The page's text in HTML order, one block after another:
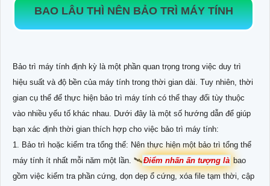
BAO LÂU THÌ NÊN BẢO TRÌ MÁY TÍNH
Bảo trì máy tính định kỳ là một phần quan trọng trong việc duy trì
hiệu suất và độ bền của máy tính trong thời gian dài. Tuy nhiên, thời
gian cụ thể để thực hiện bảo trì máy tính có thể thay đổi tùy thuộc
vào nhiều yếu tố khác nhau. Dưới đây là một số hướng dẫn để giúp
bạn xác định thời gian thích hợp cho việc bảo trì máy tính:
1. Bảo trì hoặc kiểm tra tổng thể: Nên thực hiện một bảo trì tổng thể
máy tính ít nhất mỗi năm một lần. 🛰Điểm nhấn ấn tượng là bao
gồm việc kiểm tra phần cứng, dọn dẹp ổ cứng, xóa file tạm thời, cập